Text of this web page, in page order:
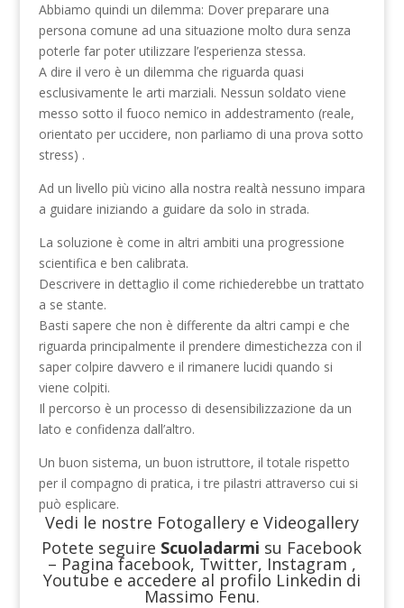
Abbiamo quindi un dilemma: Dover preparare una
persona comune ad una situazione molto dura senza
poterle far poter utilizzare l’esperienza stessa.
A dire il vero è un dilemma che riguarda quasi
esclusivamente le arti marziali. Nessun soldato viene
messo sotto il fuoco nemico in addestramento (reale,
orientato per uccidere, non parliamo di una prova sotto
stress) .
Ad un livello più vicino alla nostra realtà nessuno impara
a guidare iniziando a guidare da solo in strada.
La soluzione è come in altri ambiti una progressione
scientifica e ben calibrata.
Descrivere in dettaglio il come richiederebbe un trattato
a se stante.
Basti sapere che non è differente da altri campi e che
riguarda principalmente il prendere dimestichezza con il
saper colpire davvero e il rimanere lucidi quando si
viene colpiti.
Il percorso è un processo di desensibilizzazione da un
lato e confidenza dall’altro.
Un buon sistema, un buon istruttore, il totale rispetto
per il compagno di pratica, i tre pilastri attraverso cui si
può esplicare.
Vedi le nostre Fotogallerye Videogallery
Potete seguire Scuoladarmi su Facebook
– Pagina facebook, Twitter, Instagram ,
Youtube e accedere al profilo Linkedin di
Massimo Fenu.